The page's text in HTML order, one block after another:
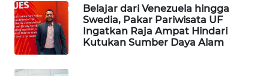
Belajar dari Venezuela hingga
Swedia, Pakar Pariwisata UF
Ingatkan Raja Ampat Hindari
Kutukan Sumber Daya Alam
MASYARAKAT
KELISTRIKAN